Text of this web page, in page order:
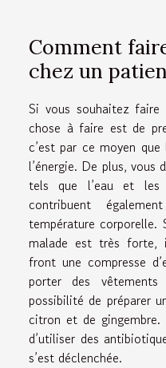
Comment
chez un
Si vous souhaitez
chose à faire est de
c’est par ce moyen
l’énergie. De plus, vous
tels que l’eau et
contribuent
température corporelle.
malade est très forte,
front une compresse
porter des
possibilité de préparer
citron et de
d’utiliser des
s’est déclenchée.